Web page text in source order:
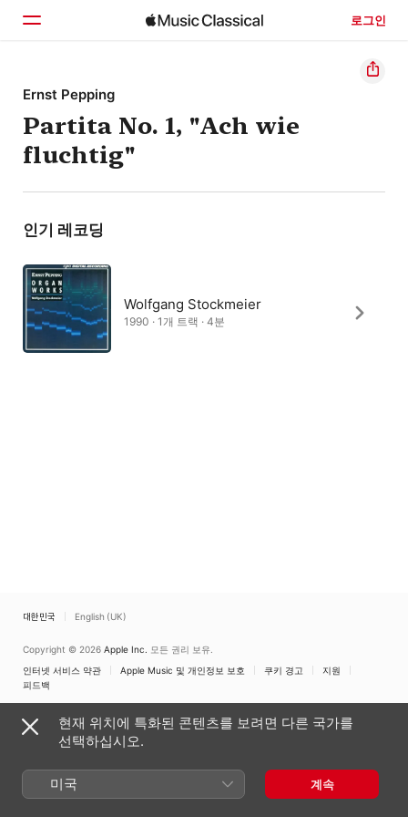
로그인
홈
둘러보기
검색
Ernst Pepping
Partita No. 1, "Ach wie
fluchtig"
인기 레코딩
Wolfgang Stockmeier
1990 · 1개 트랙 · 4분
대한민국 English (UK)
Copyright © 2026 Apple Inc. 모든 권리 보유.
인터넷 서비스 약관
Apple Music 및 개인정보 보호 쿠키 경고
지원
피드백
현재 위치에 특화된 콘텐츠를 보려면 다른 국가를
선택하십시오.
미국 계속